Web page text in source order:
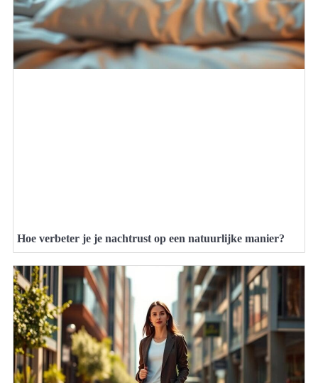
Hoe verbeter je je nachtrust op een natuurlijke manier?